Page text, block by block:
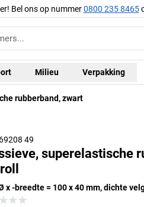
Bel ons op nummer0800 235 8465
Milieu Verpakking
rubberband, zwart
49
superelastische
x -breedte = 100 x 40 mm, dichte